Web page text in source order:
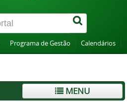
Programa de Gestão Calendários
MENU